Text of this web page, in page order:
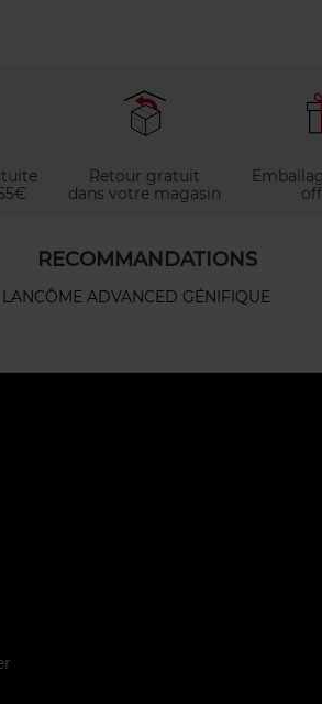
Retour gratuit
dans votre magasin
RECOMMANDATIONS
LANCÔME ADVANCED GÉNIFIQUE